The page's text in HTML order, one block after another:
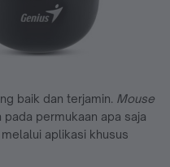
baik dan terjamin. Mouse
permukaan apa saja
aplikasi khusus